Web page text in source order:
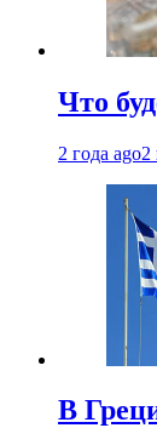
Что
2 года ago2
В